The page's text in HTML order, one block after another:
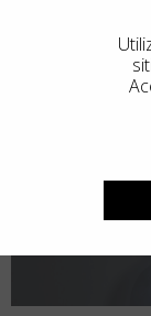
ENCUENTRA